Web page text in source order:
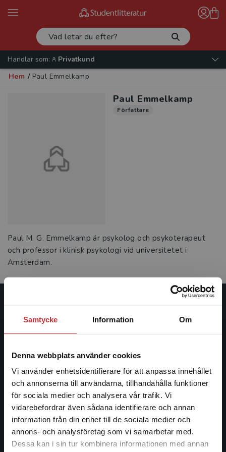
Samtycke Information Om
Denna webbplats använder cookies
Vi använder enhetsidentifierare för att anpassa innehållet
och annonserna till användarna, tillhandahålla funktioner
för sociala medier och analysera vår trafik. Vi
vidarebefordrar även sådana identifierare och annan
information från din enhet till de sociala medier och
annons- och analysföretag som vi samarbetar med.
Dessa kan i sin tur kombinera informationen med annan
Begränsad fraktregion
Handlar som:
Privatkund
Hem / Paul Emmelkamp
Paul Emmelkamp
Författare
Paul M. G. Emmelkamp är psykolog och psykoterapeut
och professor i klinisk psykologi vid universitetet i
Amsterdam.
Studentlitteratur
Studentlitteratur grundades 1963 och är idag Sveriges
facklitteratur, utbildningar och digitala
informationstjänster i utbudet, finns Studentlitteratur med
längs hela kunskapsresan.
Kontakta oss
Kontakta oss